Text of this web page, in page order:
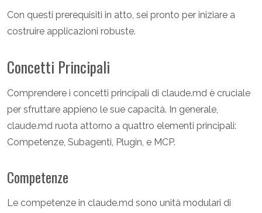
Con questi prerequisiti in atto, sei pronto per iniziare a
costruire applicazioni robuste.
Concetti Principali
Comprendere i concetti principali di claude.md è cruciale
per sfruttare appieno le sue capacità. In generale,
claude.md ruota attorno a quattro elementi principali:
Competenze, Subagenti, Plugin, e MCP.
Competenze
Le competenze in claude.md sono unità modulari di